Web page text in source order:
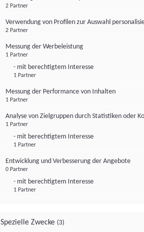
2 Partner
Verwendung von Profilen zur Auswahl
2 Partner
Messung der Werbeleistung
1 Partner
- mit berechtigtem Interesse
1 Partner
Messung der Performance von Inhalten
1 Partner
Analyse von Zielgruppen durch Statistiken oder
1 Partner
- mit berechtigtem Interesse
1 Partner
Entwicklung und Verbesserung der Angebote
0 Partner
- mit berechtigtem Interesse
1 Partner
Spezielle Zwecke (3)